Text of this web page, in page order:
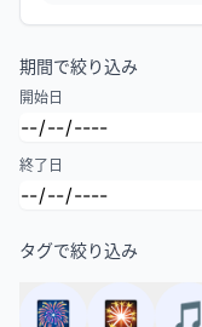
期間で絞り込み
開始日
終了日
タグで絞り込み
🎆 🎇 🎵